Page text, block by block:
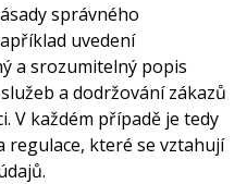
správného
uvedení
a srozumitelný popis
a dodržování zákazů
V každém případě je tedy
které se vztahují